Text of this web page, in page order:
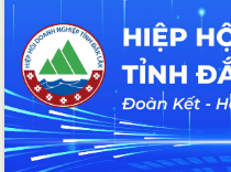
Tháo gỡ những vướng mắc, đẩy mạnh
công tác cải cách thủ tục hành chính
tại Trung tâm Phục vụ hành chính
công tỉnh
Đắk Lắk: Tôn vinh 46 giải pháp tại Hội
thi Sáng tạo Kỹ thuật 2024 - 2025
Đắk Lắk rà soát, điều chỉnh Đề án 190